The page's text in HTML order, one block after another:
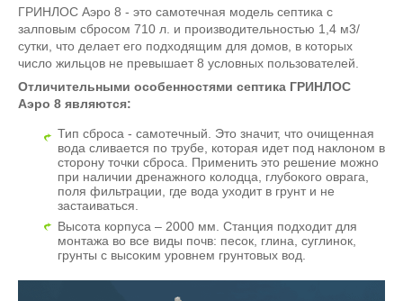
ГРИНЛОС Аэро 8 - это самотечная модель септика с
залповым сбросом 710 л. и производительностью 1,4 м3/
сутки, что делает его подходящим для домов, в которых
число жильцов не превышает 8 условных пользователей.
Отличительными особенностями септика ГРИНЛОС
Аэро 8 являются:
Тип сброса - самотечный. Это значит, что очищенная
вода сливается по трубе, которая идет под наклоном в
сторону точки сброса. Применить это решение можно
при наличии дренажного колодца, глубокого оврага,
поля фильтрации, где вода уходит в грунт и не
застаиваться.
Высота корпуса – 2000 мм. Станция подходит для
монтажа во все виды почв: песок, глина, суглинок,
грунты с высоким уровнем грунтовых вод.